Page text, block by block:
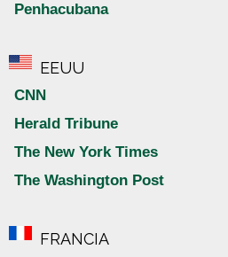
Penhacubana
EEUU
CNN
Herald Tribune
The New York Times
The Washington Post
FRANCIA